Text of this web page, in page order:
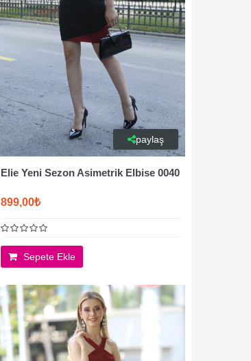
paylaş
Elie Yeni Sezon Asimetrik Elbise 0040
899,00₺
Sepete Ekle